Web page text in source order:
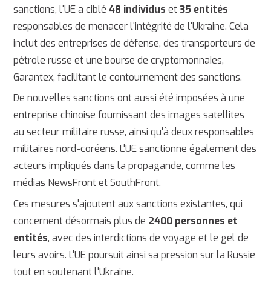
sanctions, l'UE a ciblé48 individus et35 entités
responsables de menacer l'intégrité de l'Ukraine. Cela
inclut des entreprises de défense, des transporteurs de
pétrole russe et une bourse de cryptomonnaies,
Garantex, facilitant le contournement des sanctions.
De nouvelles sanctions ont aussi été imposées à une
entreprise chinoise fournissant des images satellites
au secteur militaire russe, ainsi qu'à deux responsables
militaires nord-coréens. L'UE sanctionne également des
acteurs impliqués dans la propagande, comme les
médias NewsFront et SouthFront.
Ces mesures s'ajoutent aux sanctions existantes, qui
concernent désormais plus de 2400 personnes et
entités, avec des interdictions de voyage et le gel de
leurs avoirs. L'UE poursuit ainsi sa pression sur la Russie
tout en soutenant l'Ukraine.